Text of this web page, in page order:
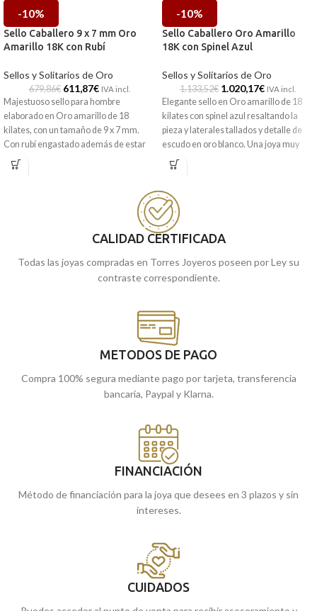
-10%
Sello Caballero 9 x 7 mm Oro
Amarillo 18K con Rubí
Sellos y Solitarios de Oro
679,86€ 611,87€ IVA incl.
Majestuoso sello para hombre
elaborado en Oro amarillo de 18
kilates, con un tamaño de 9 x 7 mm.
Con rubí engastado además de estar
delicadamente tallado en sus hombros.
Su tamaño hace que sea una pieza
Puedes encontrarlo en nuestras
tiendas de Málaga. O si lo prefieres,
puedes encargarlo online y te lo
-10%
Sello Caballero Oro Amarillo
18K con Spinel Azul
Sellos y Solitarios de Oro
1.133,52€ 1.020,17€ IVA incl.
Elegante sello en Oro amarillo de 18
kilates con spinel azul resaltando la
pieza y laterales tallados y detalle de
escudo en oro blanco. Una joya muy
especial para regalar y sorprender a un
hombre.
Puedes encontrarlo en nuestras
tiendas de Málaga. O si lo prefieres,
puedes encargarlo online y te lo
enviamos a casa.
CALIDAD CERTIFICADA
Todas las joyas compradas en Torres Joyeros poseen por Ley su
contraste correspondiente.
METODOS DE PAGO
Compra 100% segura mediante pago por tarjeta, transferencia
bancaria, Paypal y Klarna.
FINANCIACIÓN
Método de financiación para la joya que desees en 3 plazos y sin
intereses.
CUIDADOS